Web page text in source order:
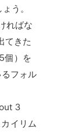
う。
ればな
てきた
個）を
フォル
3
イリム